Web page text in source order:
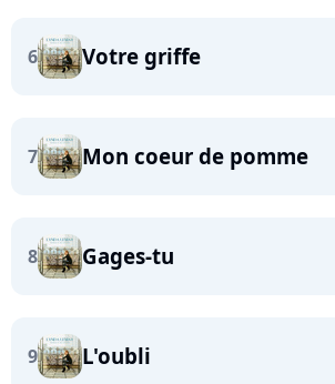
6 Votre griffe
7 Mon coeur de pomme
8 Gages-tu
9 L'oubli